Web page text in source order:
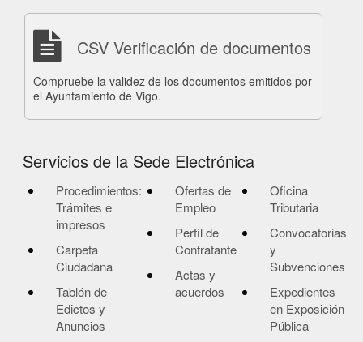
CSV Verificación de documentos
Compruebe la validez de los documentos emitidos por
el Ayuntamiento de Vigo.
Servicios de la Sede Electrónica
Procedimientos:
Trámites e
impresos
Carpeta
Ciudadana
Tablón de
Edictos y
Anuncios
Ofertas de
Empleo
Perfil de
Contratante
Actas y
acuerdos
Oficina
Tributaria
Convocatorias
y
Subvenciones
Expedientes
en Exposición
Pública